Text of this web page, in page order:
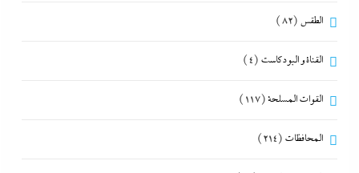
الطقس (82)
القناة و البودكاست (4)
القوات المسلحة(117)
المحافظات (214)